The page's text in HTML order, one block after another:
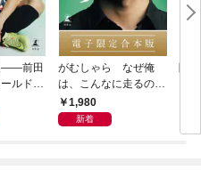
――前田
ルドカ
がむしゃら なぜ俺
は、こんなに走るのか
——。【電子限定合本
版】
1,980
新着